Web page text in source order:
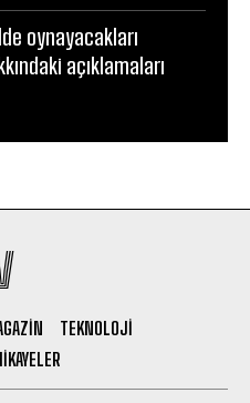
oynayacakları
açıklamaları
TEKNOLOJI